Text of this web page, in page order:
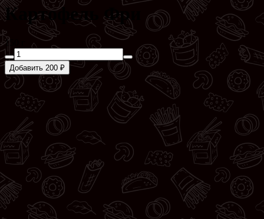
Картофель Фри
150 г
Добавить 200 ₽